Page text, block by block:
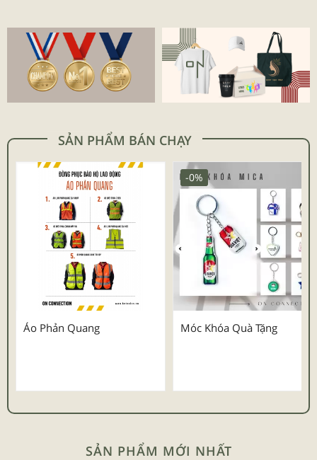
SẢN PHẨM BÁN CHẠY
Áo Phản Quang Móc Khóa Quà Tặng
-0%
SẢN PHẨM MỚI NHẤT